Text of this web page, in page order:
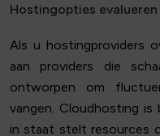
Hostingopties
Als u hostingproviders
aan providers die
ontworpen om
vangen. Cloudhosting
in staat stelt resources